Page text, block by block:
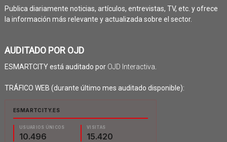
Publica diariamente noticias, artículos, entrevistas, TV, etc. y ofrece
la información más relevante y actualizada sobre el sector.
AUDITADO POR OJD
ESMARTCITY está auditado por OJD Interactiva
TRÁFICO WEB (durante último mes auditado disponible):